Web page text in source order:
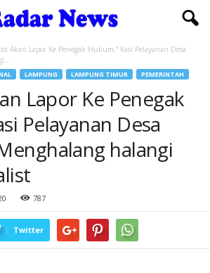
Akan Lapor Ke Penegak Hukum,” Kasi Pelayanan Desa
LAMPUNG LAMPUNG TIMUR PEMERINTAH
Lapor Ke Penegak
Pelayanan Desa
halangi
787
Twitter